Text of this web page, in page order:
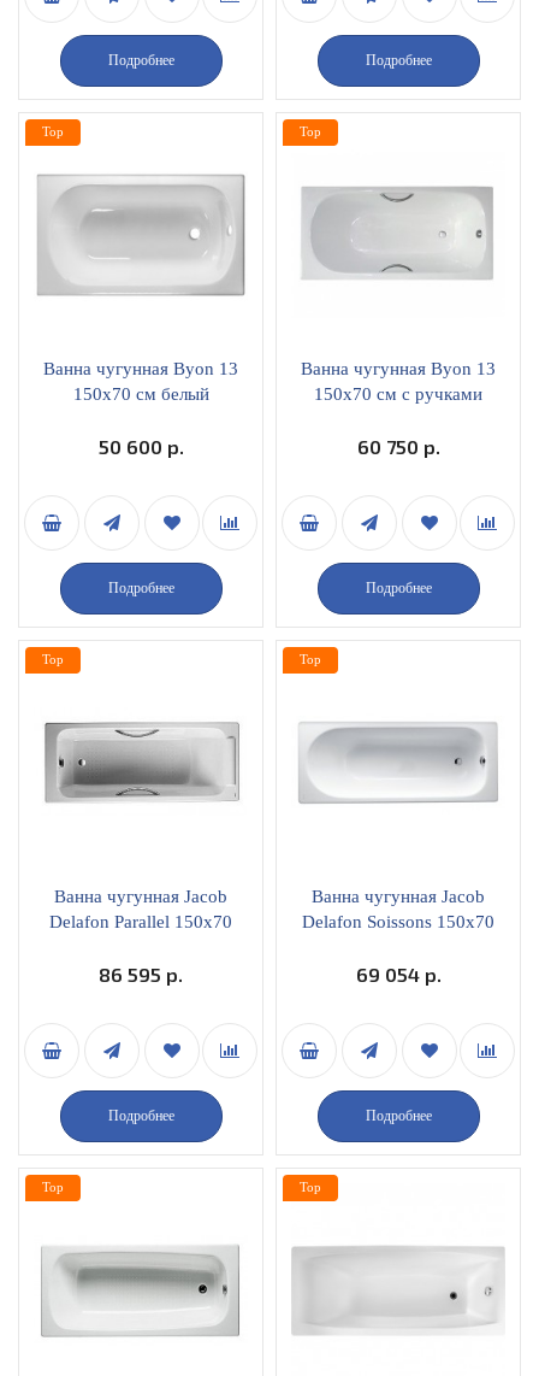
Подробнее Подробнее
Ванна чугунная Byon 13
150х70 см белый
50 600 р.
Подробнее
Top
Ванна чугунная Byon 13
150х70 см с ручками
60 750 р.
Подробнее
Top
Ванна чугунная Jacob
Delafon Parallel 150х70
86 595 р.
Подробнее
Top
Ванна чугунная Jacob
Delafon Soissons 150x70
69 054 р.
Подробнее
Top
Top Top